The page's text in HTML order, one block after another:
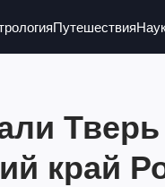
Путешествия
Тверь
край